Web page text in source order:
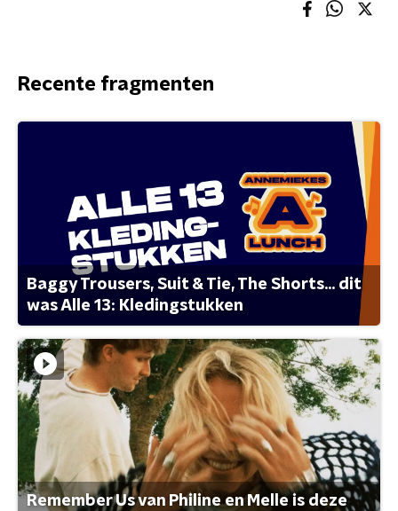
Recente fragmenten
Baggy Trousers, Suit & Tie, The Shorts... dit
was Alle 13: Kledingstukken
Remember Us van Philine en Melle is deze